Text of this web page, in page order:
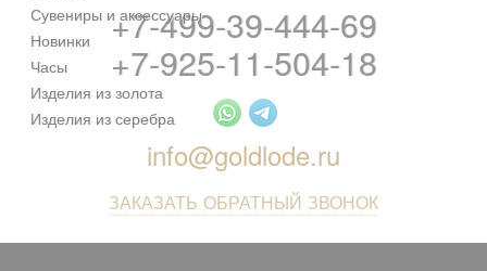
Сувениры и аксессуары
Новинки
Часы
Изделия из золота
Изделия из серебра
+7-499-39-444-69
+7-925-11-504-18
info@goldlode.ru
ЗАКАЗАТЬ ОБРАТНЫЙ ЗВОНОК